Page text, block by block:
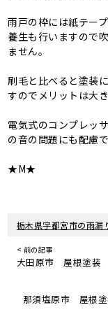
雨戸の枠には紙テー
養生も行いますので
ません。
刷毛と比べると塗装
すのでメリットは大き
電気式のコンプレッ
の音の問題にも配慮で
★M★
栃木県宇都宮市の雨漏
< 前の記事
大田原市 屋根塗装
那須塩原市 屋根